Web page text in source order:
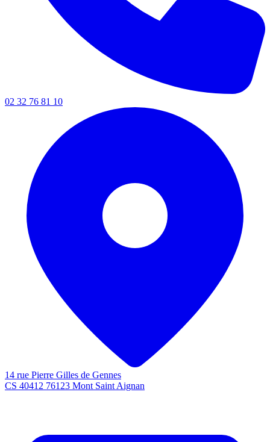
02 32 76 81 10
14 rue Pierre Gilles de Gennes
CS 40412 76123 Mont Saint Aignan